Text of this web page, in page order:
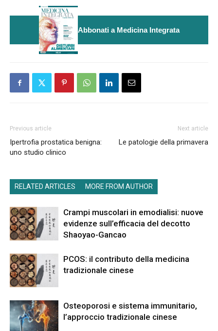
Abbonati a Medicina Integrata
Previous article
Ipertrofia prostatica benigna:
uno studio clinico
Next article
Le patologie della primavera
RELATED ARTICLES MORE FROM AUTHOR
Crampi muscolari in emodialisi: nuove
evidenze sull’efficacia del decotto
Shaoyao-Gancao
PCOS: il contributo della medicina
tradizionale cinese
Osteoporosi e sistema immunitario,
l’approccio tradizionale cinese